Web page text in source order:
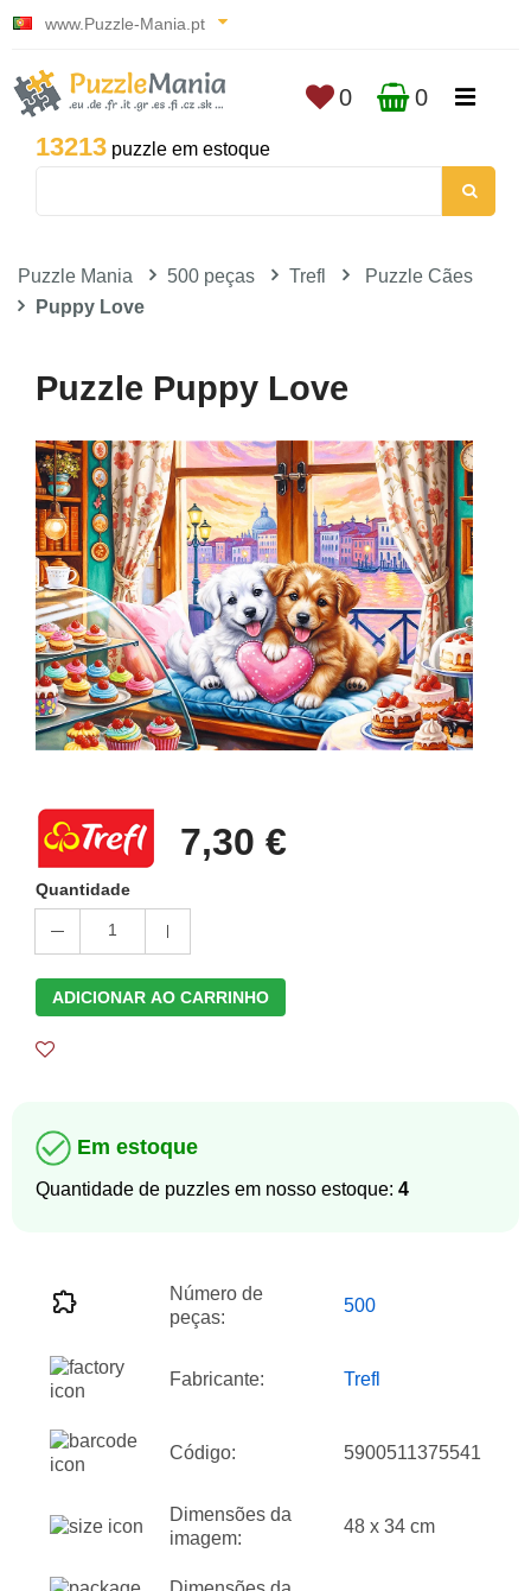
www.Puzzle-Mania.pt
13213 puzzle em estoque
0 0
Puzzle Mania 500 peças Trefl
Puzzle Cães
Puppy Love
Puzzle Puppy Love
7,30 €
Quantidade
1
ADICIONAR AO CARRINHO
Em estoque
Quantidade de puzzles em nosso estoque: 4
Número de
peças:
500
Fabricante: Trefl
Código: 5900511375541
Dimensões da
imagem:
48 x 34 cm